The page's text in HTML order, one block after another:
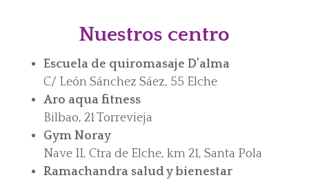
Nuestros centro
Escuela de quiromasaje D’alma
C/ León Sánchez Sáez, 55 Elche
Aro aqua fitness
Bilbao, 21 Torrevieja
Gym Noray
Nave II, Ctra de Elche, km 21, Santa Pola
Ramachandra salud y bienestar